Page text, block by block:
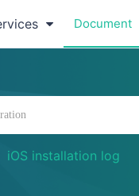
Document
iOS installation log